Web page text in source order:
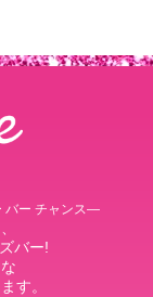
バー チャンス―
バー!
す。